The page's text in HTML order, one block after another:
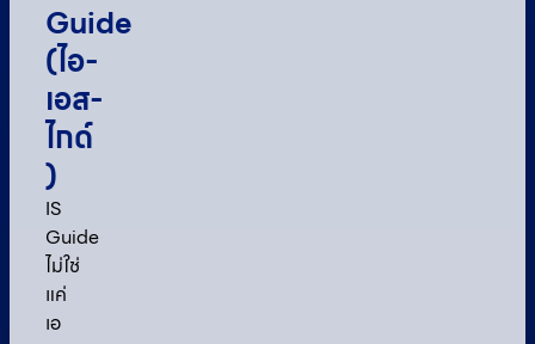
Guide
(ไอ-
เอส-
ไกด์​
)
IS
Guide
ไม่ใช่
แค่
เอ